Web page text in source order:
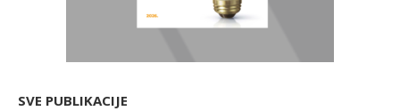
SVE PUBLIKACIJE